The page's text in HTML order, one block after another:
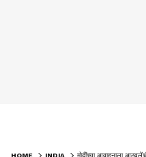
HOME INDIA